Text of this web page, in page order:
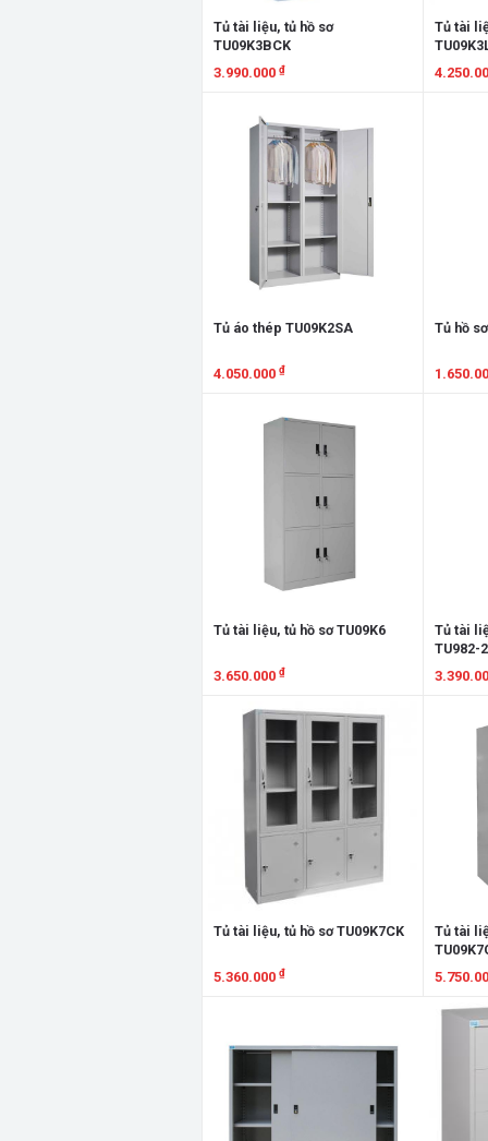
Tủ tài liệu, tủ hồ sơ
TU09K3BCK
3.990.000 ₫
Tủ tài
Tủ áo thép TU09K2SA
4.050.000 ₫
Tủ hồ
Tủ tài liệu, tủ hồ sơ TU09K6
3.650.000 ₫
Xem chi tiết
Tủ tài
TU982-
Tủ tài liệu, tủ hồ sơ TU09K7CK
5.360.000 ₫
Tủ tài
Xem